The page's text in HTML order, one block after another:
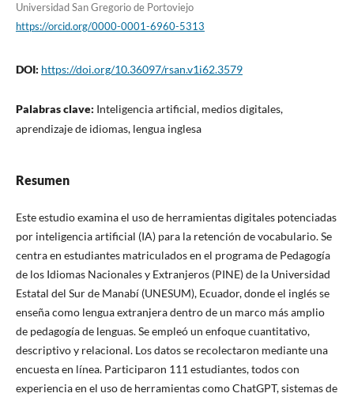
Universidad San Gregorio de Portoviejo
https://orcid.org/0000-0001-6960-5313
DOI: https://doi.org/10.36097/rsan.v1i62.3579
Palabras clave: Inteligencia artificial, medios digitales,
aprendizaje de idiomas, lengua inglesa
Resumen
Este estudio examina el uso de herramientas digitales potenciadas
por inteligencia artificial (IA) para la retención de vocabulario. Se
centra en estudiantes matriculados en el programa de Pedagogía
de los Idiomas Nacionales y Extranjeros (PINE) de la Universidad
Estatal del Sur de Manabí (UNESUM), Ecuador, donde el inglés se
enseña como lengua extranjera dentro de un marco más amplio
de pedagogía de lenguas. Se empleó un enfoque cuantitativo,
descriptivo y relacional. Los datos se recolectaron mediante una
encuesta en línea. Participaron 111 estudiantes, todos con
experiencia en el uso de herramientas como ChatGPT, sistemas de